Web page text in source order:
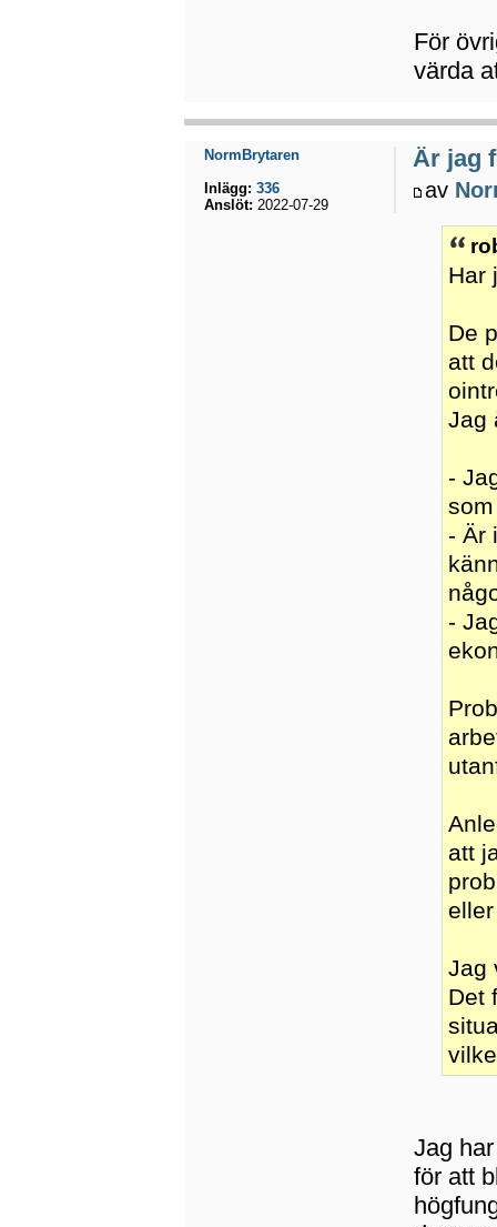
För
värda
Är jag
av
Har
De
att
Jag
-
- Är
-
att
Jag
Det
Jag
för att
NormBrytaren
Inlägg: 336
Anslöt: 2022-07-29